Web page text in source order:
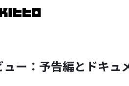
ー：予告編とドキュ